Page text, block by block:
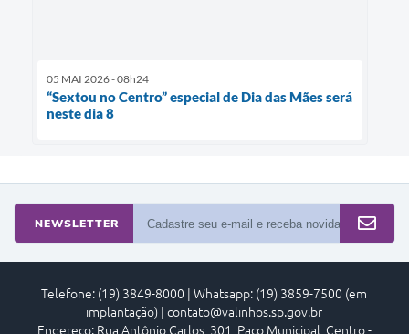
05 MAI 2026 - 08h24
“Sextou no Centro” especial de Dia das Mães será
neste dia 8
NEWSLETTER
Telefone: (19) 3849-8000 | Whatsapp: (19) 3859-7500 (em
implantação) | contato@valinhos.sp.gov.br
Endereço: Rua Antônio Carlos, 301, Paço Municipal, Centro -